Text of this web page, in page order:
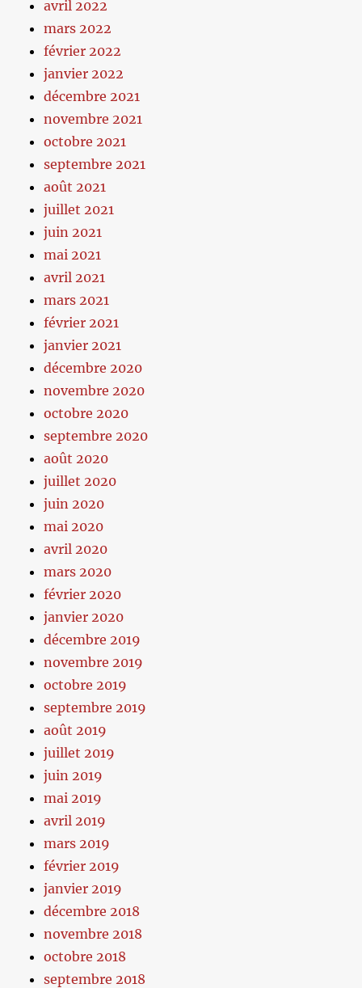
avril 2022
mars 2022
février 2022
janvier 2022
décembre 2021
novembre 2021
octobre 2021
septembre 2021
août 2021
juillet 2021
juin 2021
mai 2021
avril 2021
mars 2021
février 2021
janvier 2021
décembre 2020
novembre 2020
octobre 2020
septembre 2020
août 2020
juillet 2020
juin 2020
mai 2020
avril 2020
mars 2020
février 2020
janvier 2020
décembre 2019
novembre 2019
octobre 2019
septembre 2019
août 2019
juillet 2019
juin 2019
mai 2019
avril 2019
mars 2019
février 2019
janvier 2019
décembre 2018
novembre 2018
octobre 2018
septembre 2018